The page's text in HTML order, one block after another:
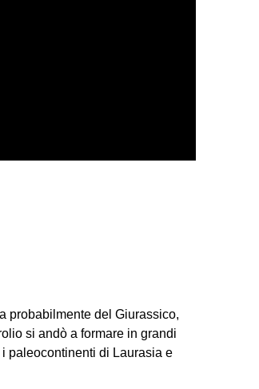
probabilmente del Giurassico,
si andò a formare in grandi
paleocontinenti di Laurasia e